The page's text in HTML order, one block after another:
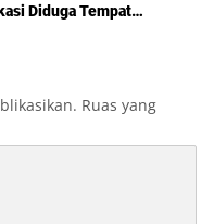
Diduga Tempat
Ruas yang